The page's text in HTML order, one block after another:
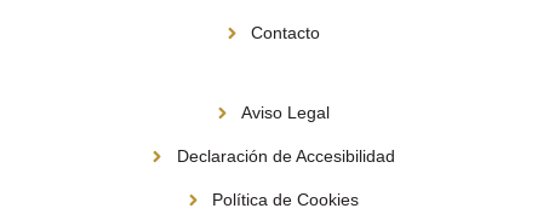
Contacto
Aviso Legal
Declaración de Accesibilidad
Política de Cookies